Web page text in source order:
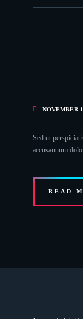
NOVEMBER
Sed ut
accusantium
READ